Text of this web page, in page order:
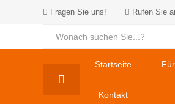
Fragen Sie uns! Rufen Sie
Startseite
Kontakt